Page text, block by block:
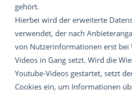
gehört.
Hierbei wird der erweiterte
verwendet, der nach
von Nutzerinformationen erst bei
Videos in Gang setzt. Wird die
Youtube-Videos gestartet, setzt
Cookies ein, um Informationen